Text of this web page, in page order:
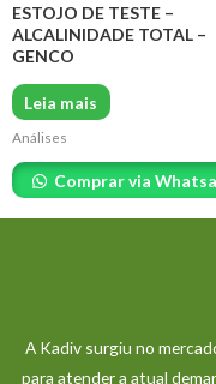
ESTOJO DE TESTE –
ALCALINIDADE TOTAL –
GENCO
Leia mais
Análises
Comprar via
A Kadiv surgiu no
para atender a atual